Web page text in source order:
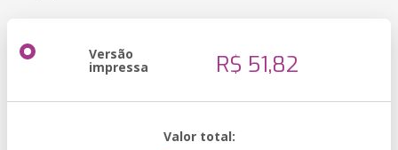
Versão
impressa R$ 51,82
Valor total: